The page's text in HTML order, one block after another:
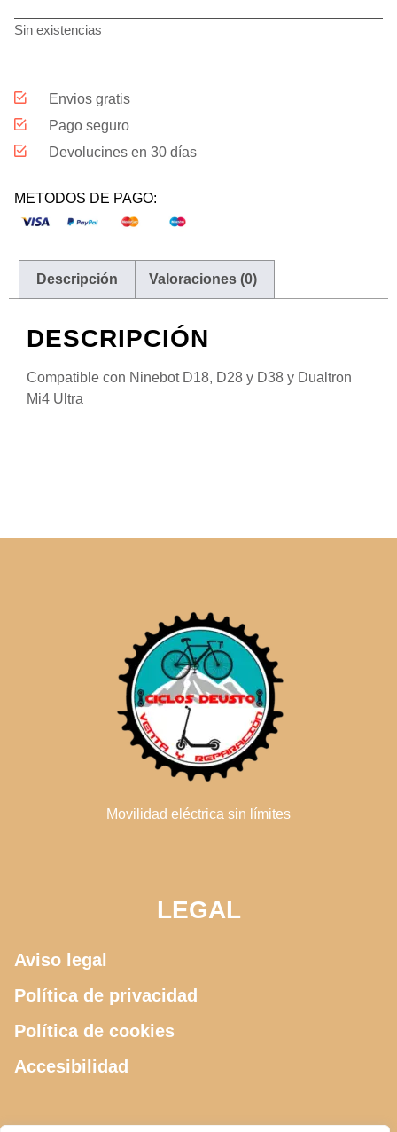
Sin existencias
Envios gratis
Pago seguro
Devolucines en 30 días
METODOS DE PAGO:
Descripción Valoraciones (0)
DESCRIPCIÓN
Compatible con Ninebot D18, D28 y D38 y Dualtron
Mi4 Ultra
Movilidad eléctrica sin límites
LEGAL
Aviso legal
Política de privacidad
Política de cookies
Accesibilidad